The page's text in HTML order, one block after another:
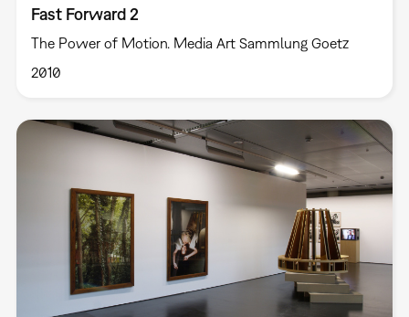
Fast Forward 2
The Power of Motion. Media Art Sammlung Goetz
2010